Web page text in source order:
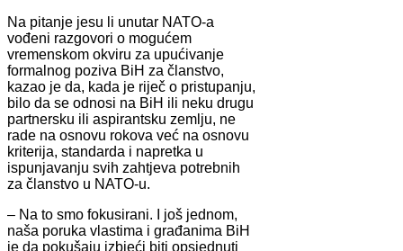
Na pitanje jesu li unutar NATO-a
vođeni razgovori o mogućem
vremenskom okviru za upućivanje
formalnog poziva BiH za članstvo,
kazao je da, kada je riječ o pristupanju,
bilo da se odnosi na BiH ili neku drugu
partnersku ili aspirantsku zemlju, ne
rade na osnovu rokova već na osnovu
kriterija, standarda i napretka u
ispunjavanju svih zahtjeva potrebnih
za članstvo u NATO-u.
– Na to smo fokusirani. I još jednom,
naša poruka vlastima i građanima BiH
je da pokušaju izbjeći biti opsjednuti